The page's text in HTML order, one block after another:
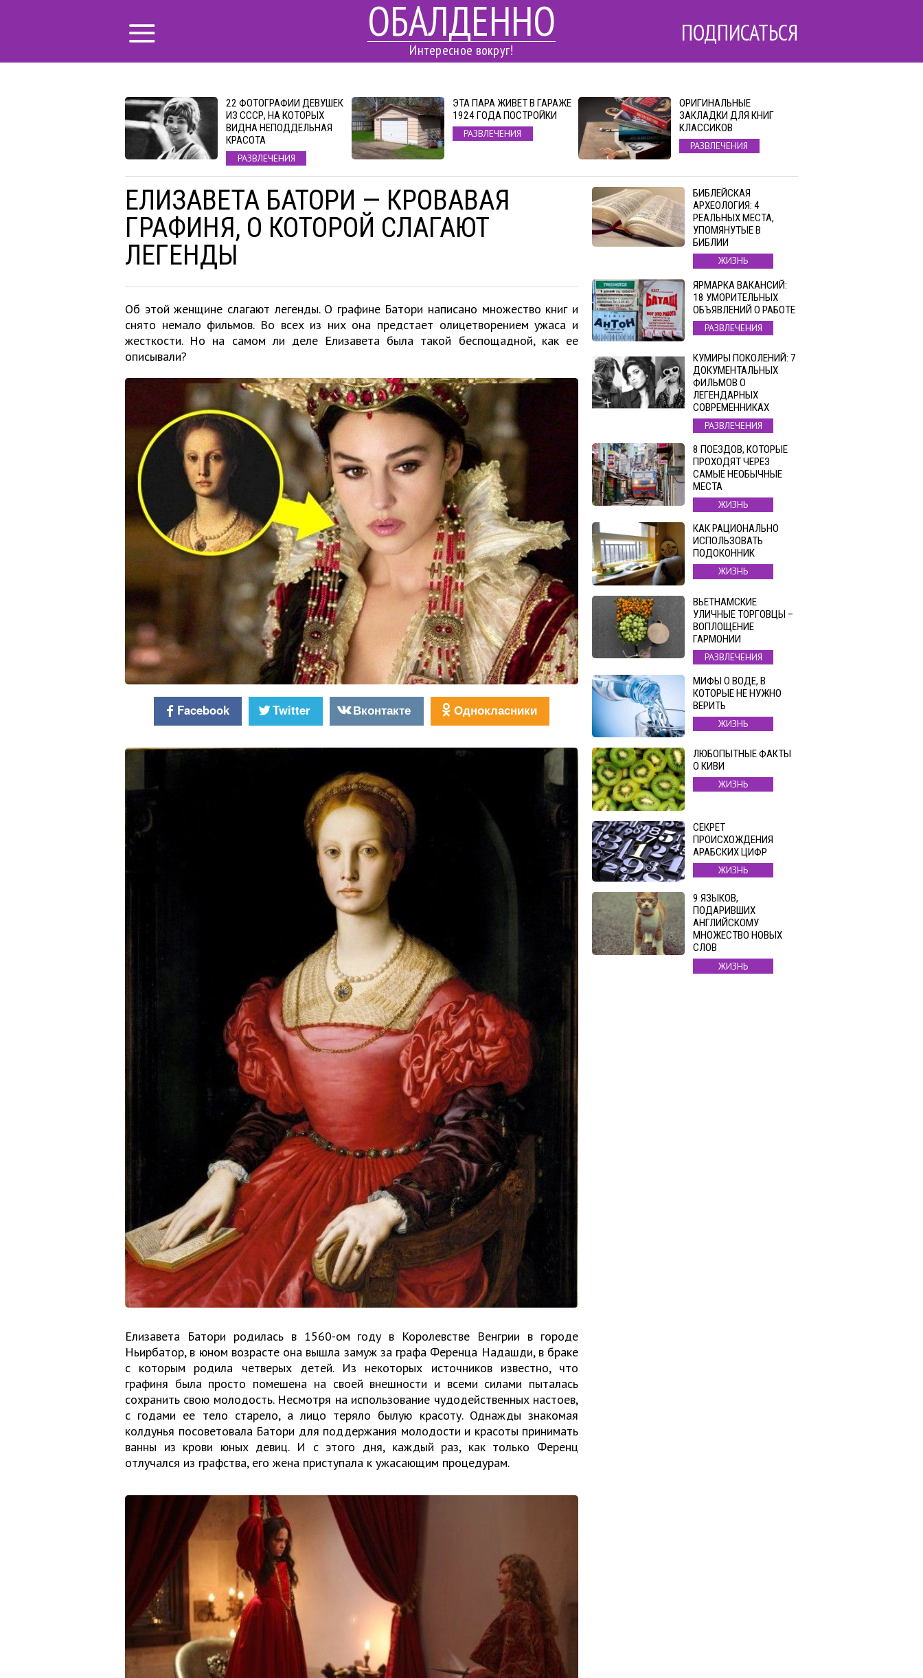
ОБАЛДЕННО
Интересное вокруг!
ПОДПИСАТЬСЯ
22 ФОТОГРАФИИ ДЕВУШЕК
ИЗ СССР, НА КОТОРЫХ
ВИДНА НЕПОДДЕЛЬНАЯ
КРАСОТА
РАЗВЛЕЧЕНИЯ
ЭТА ПАРА ЖИВЕТ В ГАРАЖЕ
1924 ГОДА ПОСТРОЙКИ
РАЗВЛЕЧЕНИЯ
ОРИГИНАЛЬНЫЕ
ЗАКЛАДКИ ДЛЯ КНИГ
КЛАССИКОВ
РАЗВЛЕЧЕНИЯ
ЕЛИЗАВЕТА БАТОРИ — КРОВАВАЯ
ГРАФИНЯ, О КОТОРОЙ СЛАГАЮТ
ЛЕГЕНДЫ
Об этой женщине слагают легенды. О графине Батори написано множество книг и
снято немало фильмов. Во всех из них она предстает олицетворением ужаса и
жесткости. Но на самом ли деле Елизавета была такой беспощадной, как ее
описывали?
Facebook Twitter Вконтакте Однокласники
Елизавета Батори родилась в 1560-ом году в Королевстве Венгрии в городе
Ньирбатор, в юном возрасте она вышла замуж за графа Ференца Надашди, в браке
с которым родила четверых детей. Из некоторых источников известно, что
графиня была просто помешена на своей внешности и всеми силами пыталась
сохранить свою молодость. Несмотря на использование чудодейственных настоев,
с годами ее тело старело, а лицо теряло былую красоту. Однажды знакомая
колдунья посоветовала Батори для поддержания молодости и красоты принимать
ванны из крови юных девиц. И с этого дня, каждый раз, как только Ференц
отлучался из графства, его жена приступала к ужасающим процедурам.
БИБЛЕЙСКАЯ
АРХЕОЛОГИЯ: 4
РЕАЛЬНЫХ МЕСТА,
УПОМЯНУТЫЕ В
БИБЛИИ
ЖИЗНЬ
ЯРМАРКА ВАКАНСИЙ:
18 УМОРИТЕЛЬНЫХ
ОБЪЯВЛЕНИЙ О РАБОТЕ
РАЗВЛЕЧЕНИЯ
КУМИРЫ ПОКОЛЕНИЙ: 7
ДОКУМЕНТАЛЬНЫХ
ФИЛЬМОВ О
ЛЕГЕНДАРНЫХ
СОВРЕМЕННИКАХ
РАЗВЛЕЧЕНИЯ
8 ПОЕЗДОВ, КОТОРЫЕ
ПРОХОДЯТ ЧЕРЕЗ
САМЫЕ НЕОБЫЧНЫЕ
МЕСТА
ЖИЗНЬ
КАК РАЦИОНАЛЬНО
ИСПОЛЬЗОВАТЬ
ПОДОКОННИК
ЖИЗНЬ
ВЬЕТНАМСКИЕ
УЛИЧНЫЕ ТОРГОВЦЫ –
ВОПЛОЩЕНИЕ
ГАРМОНИИ
РАЗВЛЕЧЕНИЯ
МИФЫ О ВОДЕ, В
КОТОРЫЕ НЕ НУЖНО
ВЕРИТЬ
ЖИЗНЬ
ЛЮБОПЫТНЫЕ ФАКТЫ
О КИВИ
ЖИЗНЬ
СЕКРЕТ
ПРОИСХОЖДЕНИЯ
АРАБСКИХ ЦИФР
ЖИЗНЬ
9 ЯЗЫКОВ,
ПОДАРИВШИХ
АНГЛИЙСКОМУ
МНОЖЕСТВО НОВЫХ
СЛОВ
ЖИЗНЬ